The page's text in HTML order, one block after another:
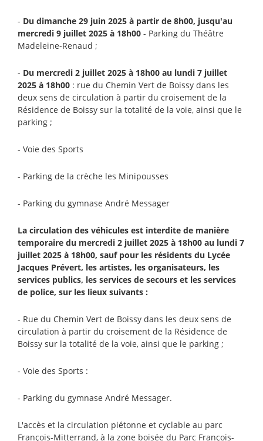
- Du dimanche 29 juin 2025 à partir de 8h00, jusqu'au
mercredi 9 juillet 2025 à 18h00 - Parking du Théâtre
Madeleine-Renaud ;
- Du mercredi 2 juillet 2025 à 18h00 au lundi 7 juillet
2025 à 18h00 : rue du Chemin Vert de Boissy dans les
deux sens de circulation à partir du croisement de la
Résidence de Boissy sur la totalité de la voie, ainsi que le
parking ;
- Voie des Sports
- Parking de la crèche les Minipousses
- Parking du gymnase André Messager
La circulation des véhicules est interdite de manière
temporaire du mercredi 2 juillet 2025 à 18h00 au lundi 7
juillet 2025 à 18h00, sauf pour les résidents du Lycée
Jacques Prévert, les artistes, les organisateurs, les
services publics, les services de secours et les services
de police, sur les lieux suivants :
- Rue du Chemin Vert de Boissy dans les deux sens de
circulation à partir du croisement de la Résidence de
Boissy sur la totalité de la voie, ainsi que le parking ;
- Voie des Sports :
- Parking du gymnase André Messager.
L'accès et la circulation piétonne et cyclable au parc
François-Mitterrand, à la zone boisée du Parc François-